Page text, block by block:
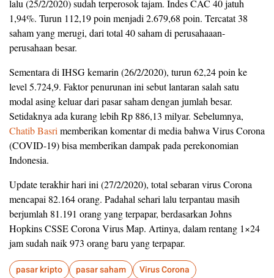
lalu (25/2/2020) sudah terperosok tajam. Indes CAC 40 jatuh
1,94%. Turun 112,19 poin menjadi 2.679,68 poin. Tercatat 38
saham yang merugi, dari total 40 saham di perusahaaan-
perusahaan besar.
Sementara di IHSG kemarin (26/2/2020), turun 62,24 poin ke
level 5.724,9. Faktor penurunan ini sebut lantaran salah satu
modal asing keluar dari pasar saham dengan jumlah besar.
Setidaknya ada kurang lebih Rp 886,13 milyar. Sebelumnya,
Chatib Basri memberikan komentar di media bahwa Virus Corona
(COVID-19) bisa memberikan dampak pada perekonomian
Indonesia.
Update terakhir hari ini (27/2/2020), total sebaran virus Corona
mencapai 82.164 orang. Padahal sehari lalu terpantau masih
berjumlah 81.191 orang yang terpapar, berdasarkan Johns
Hopkins CSSE Corona Virus Map. Artinya, dalam rentang 1×24
jam sudah naik 973 orang baru yang terpapar.
pasar kripto pasar saham Virus Corona